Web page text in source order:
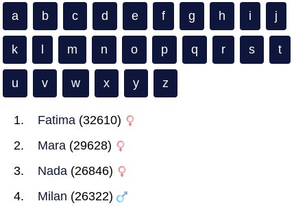
a b c d e f g h i j
k m n o p q r s t
u v w x y z
Fatima (32610)
Mara (29628)
Nada (26846)
Milan (26322)